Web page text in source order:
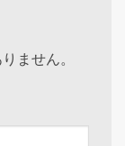
ません。